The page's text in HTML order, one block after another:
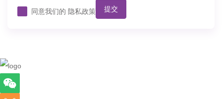
同意我们的 隐私政策 提交